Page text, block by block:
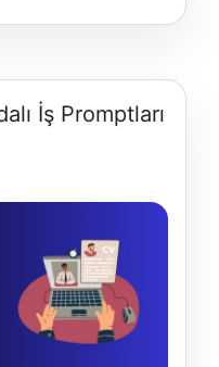
işe alım
İş Promptları